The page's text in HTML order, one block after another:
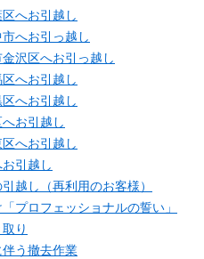
へお引越し
へお引っ越し
沢区へお引っ越し
へお引越し
へお引越し
お引越し
へお引越し
引越し
越し（再利用のお客様）
プロフェッショナルの誓い」
り
う撤去作業